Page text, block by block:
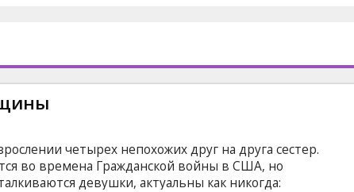
четырех непохожих друг на друга сестер.
во времена Гражданской войны в США, но
девушки, актуальны как никогда: